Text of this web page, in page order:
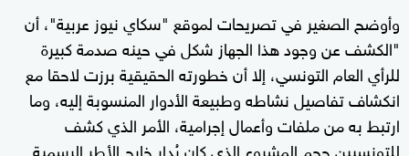
وأوضح الصغير في تصريحات لموقع "سكاي نيوز عربية"، أن
"الكشف عن وجود هذا الجهاز شكل في حينه صدمة كبيرة
للرأي العام التونسي، إلا أن خطورته الحقيقية برزت لاحقا مع
انكشاف تفاصيل نشاطه وطبيعة الأدوار المنسوبة إليه، وما
ارتبط به من ملفات وأعمال إجرامية، الأمر الذي كشف
للتونسيين حجم المشروع الذي كان يُدار خارج الأطر الرسمية